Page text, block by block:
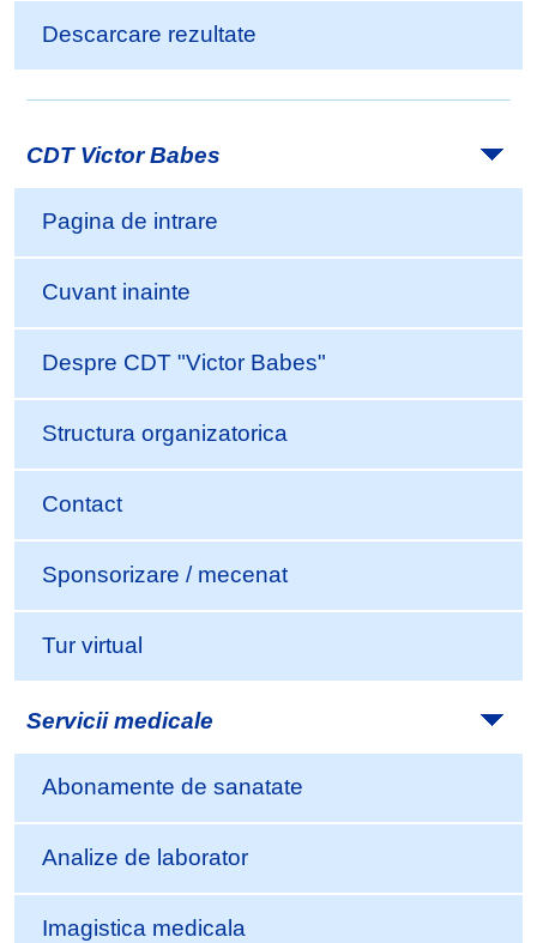
Descarcare rezultate
CDT Victor Babes
Pagina de intrare
Cuvant inainte
Despre CDT "Victor Babes"
Structura organizatorica
Contact
Sponsorizare / mecenat
Tur virtual
Servicii medicale
Abonamente de sanatate
Analize de laborator
Imagistica medicala